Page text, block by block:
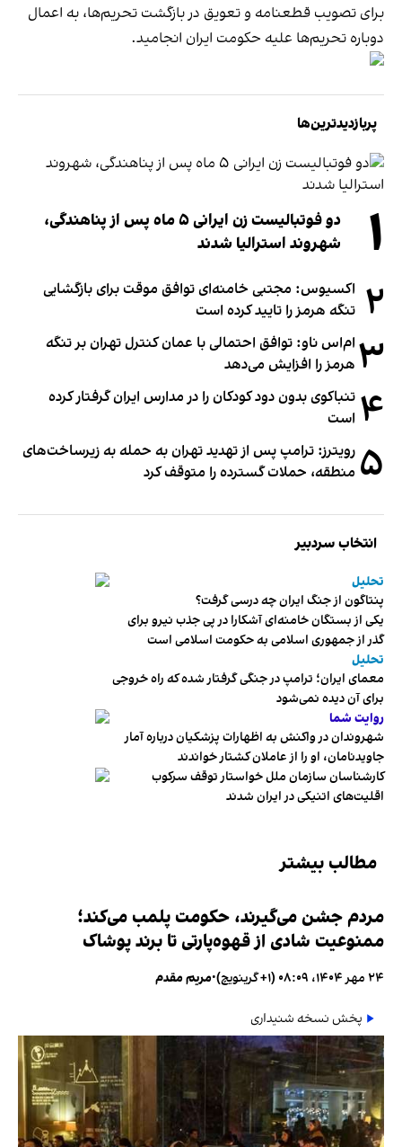
برای تصویب قطعنامه و تعویق در بازگشت تحریم‌ها، به اعمال
دوباره تحریم‌ها علیه حکومت ایران انجامید.
پربازدیدترین‌ها
۱
دو فوتبالیست زن ایرانی ۵ ماه پس از پناهندگی،
شهروند استرالیا شدند
۲ اکسیوس: مجتبی خامنه‌ای توافق موقت برای بازگشایی
تنگه هرمز را تایید کرده است
۳ ام‌اس ناو: توافق احتمالی با عمان کنترل تهران بر تنگه
هرمز را افزایش می‌دهد
۴ تنباکوی بدون دود کودکان را در مدارس ایران گرفتار کرده
است
۵ رویترز: ترامپ پس از تهدید تهران به حمله به زیرساخت‌های
منطقه، حملات گسترده را متوقف کرد
انتخاب سردبیر
تحلیل
پنتاگون از جنگ ایران چه درسی گرفت؟
یکی از بستگان خامنه‌ای آشکارا در پی جذب نیرو برای
گذر از جمهوری اسلامی به حکومت اسلامی است
تحلیل
معمای ایران؛ ترامپ در جنگی گرفتار شده که راه خروجی
برای آن دیده نمی‌شود
روایت شما
شهروندان در واکنش به اظهارات پزشکیان درباره آمار
جاویدنامان، او را از عاملان کشتار خواندند
کارشناسان سازمان ملل خواستار توقف سرکوب
اقلیت‌های اتنیکی در ایران شدند
مطالب بیشتر
مردم جشن می‌گیرند، حکومت پلمب می‌کند؛
ممنوعیت شادی از قهوه‌پارتی تا برند پوشاک
۲۴ مهر ۱۴۰۴، ۰۸:۰۹ (‎+۱ گرینویچ) •مریم مقدم
پخش نسخه شنیداری